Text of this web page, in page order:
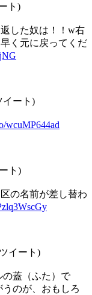
ト)
した奴は！！w右
く元に戻ってくだ
イート)
wcuMP644ad
ト)
の名前が差し替わ
イート)
の蓋（ふた）で
のが、おもしろ